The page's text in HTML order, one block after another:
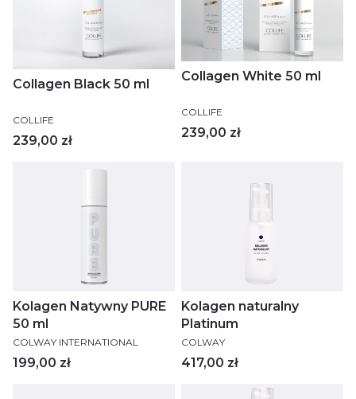
Collagen Black 50 ml
PRODUCENT
COLLIFE
Cena
239,00 zł
Collagen White 50 ml
PRODUCENT
COLLIFE
Cena
239,00 zł
Kolagen Natywny PURE
50 ml
PRODUCENT
COLWAY INTERNATIONAL
Cena
199,00 zł
Kolagen naturalny
Platinum
PRODUCENT
COLWAY
Cena
417,00 zł